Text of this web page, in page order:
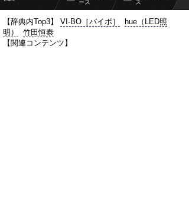
ース
ス
【辞典内Top3】 VI-BO［バイボ］
hue（LED照
明）
竹田恒泰
【関連コンテンツ】